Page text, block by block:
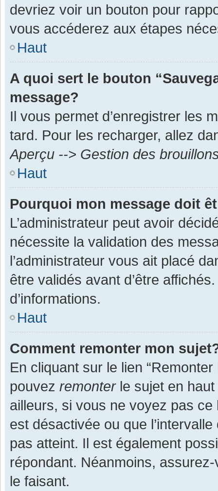
devriez voir un bouton pour
vous accéderez aux étapes
Haut
A quoi sert le bouton
message?
Il vous permet d’enregistrer les
tard. Pour les recharger, allez
Aperçu --> Gestion des
Haut
Pourquoi mon message doit
L’administrateur peut avoir
nécessite la validation des
l’administrateur vous ait placé
être validés avant d’être
d’informations.
Haut
Comment remonter mon
En cliquant sur le lien
pouvez remonterle sujet en haut
ailleurs, si vous ne voyez pas
est désactivée ou que
pas atteint. Il est également
répondant. Néanmoins,
le faisant.